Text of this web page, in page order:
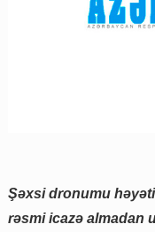
Şəxsi dronumu
rəsmi icazə almadan